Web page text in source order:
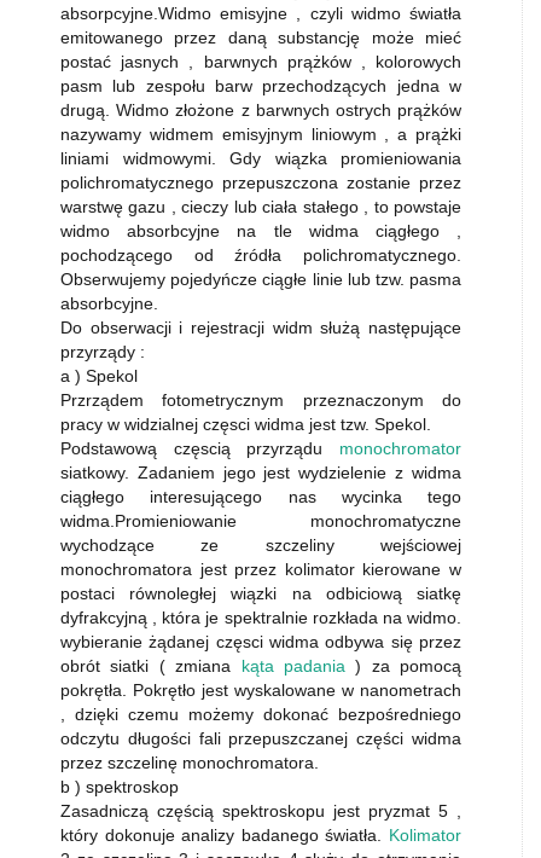
absorpcyjne.Widmo emisyjne , czyli widmo światła
emitowanego przez daną substancję może mieć
postać jasnych , barwnych prążków , kolorowych
pasm lub zespołu barw przechodzących jedna w
drugą. Widmo złożone z barwnych ostrych prążków
nazywamy widmem emisyjnym liniowym , a prążki
liniami widmowymi. Gdy wiązka promieniowania
polichromatycznego przepuszczona zostanie przez
warstwę gazu , cieczy lub ciała stałego , to powstaje
widmo absorbcyjne na tle widma ciągłego ,
pochodzącego od źródła polichromatycznego.
Obserwujemy pojedyńcze ciągłe linie lub tzw. pasma
absorbcyjne.
Do obserwacji i rejestracji widm służą następujące
przyrządy :
a ) Spekol
Przrządem fotometrycznym przeznaczonym do
pracy w widzialnej częsci widma jest tzw. Spekol.
Podstawową częscią przyrządu monochromator
siatkowy. Zadaniem jego jest wydzielenie z widma
ciągłego interesującego nas wycinka tego
widma.Promieniowanie monochromatyczne
wychodzące ze szczeliny wejściowej
monochromatora jest przez kolimator kierowane w
postaci równoległej wiązki na odbiciową siatkę
dyfrakcyjną , która je spektralnie rozkłada na widmo.
wybieranie żądanej częsci widma odbywa się przez
obrót siatki ( zmiana kąta padania ) za pomocą
pokrętła. Pokrętło jest wyskalowane w nanometrach
, dzięki czemu możemy dokonać bezpośredniego
odczytu długości fali przepuszczanej części widma
przez szczelinę monochromatora.
b ) spektroskop
Zasadniczą częścią spektroskopu jest pryzmat 5 ,
który dokonuje analizy badanego światła. Kolimator